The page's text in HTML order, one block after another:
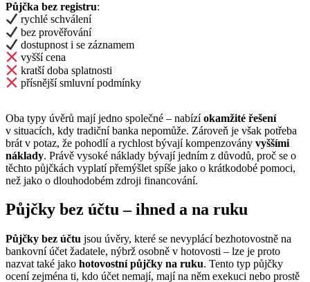
Půjčka bez registru:
rychlé schválení
bez prověřování
dostupnost i se záznamem
vyšší cena
kratší doba splatnosti
přísnější smluvní podmínky
Oba typy úvěrů mají jedno společné – nabízíokamžité řešení
v situacích, kdy tradiční banka nepomůže. Zároveň je však potřeba
brát v potaz, že pohodlí a rychlost bývají kompenzovány vyššími
náklady. Právě vysoké náklady bývají jedním z důvodů, proč se o
těchto půjčkách vyplatí přemýšlet spíše jako o krátkodobé pomoci,
než jako o dlouhodobém zdroji financování.
Půjčky bez účtu – ihned a na ruku
Půjčky bez účtu jsou úvěry, které se nevyplácí bezhotovostně na
bankovní účet žadatele, nýbrž osobně v hotovosti – lze je proto
nazvat také jako hotovostní půjčky na ruku. Tento typ půjčky
ocení zejména ti, kdo účet nemají, mají na něm exekuci nebo prostě